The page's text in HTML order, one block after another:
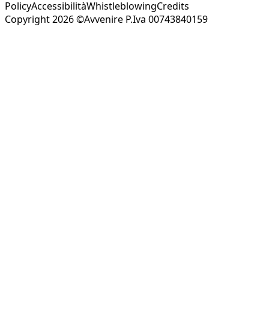
PolicyAccessibilitàWhistleblowingCredits
Copyright 2026 ©Avvenire P.Iva 00743840159